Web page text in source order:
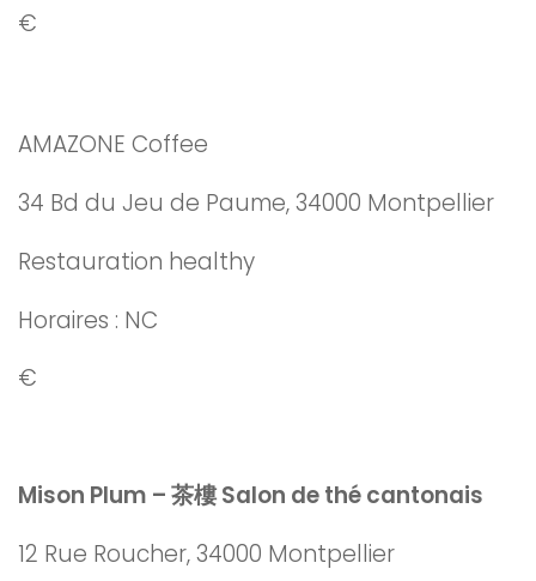
€
AMAZONE Coffee
34 Bd du Jeu de Paume, 34000 Montpellier
Restauration healthy
Horaires : NC
€
Mison Plum – 茶樓 Salon de thé cantonais
12 Rue Roucher, 34000 Montpellier